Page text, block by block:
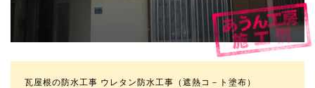
瓦屋根の防水工事 ウレタン防水工事（遮熱コ－ト塗布）